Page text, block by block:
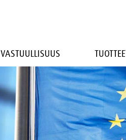
VASTUULLISUUS